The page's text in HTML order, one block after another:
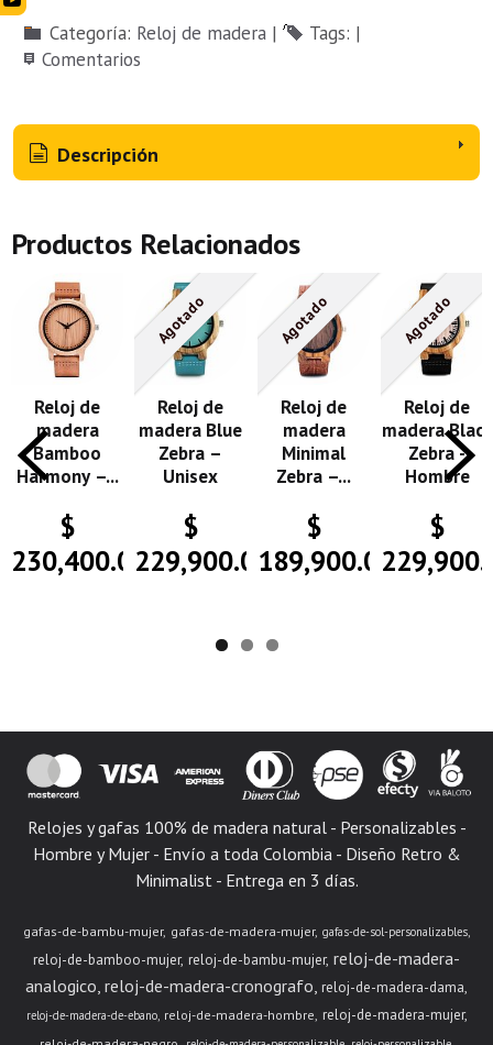
Categoría: Reloj de madera | Tags: |
Comentarios
Descripción
Productos Relacionados
Reloj de
madera
Bamboo
Harmony –...
$
230,400.00
Agotado
Reloj de
madera Blue
Zebra –
Unisex
$
229,900.00
Agotado
Reloj de
madera
Minimal
Zebra –...
$
189,900.00
Agotado
Reloj de
madera Black
Zebra -
Hombre
$
Relojes y gafas 100% de madera natural - Personalizables -
Hombre y Mujer - Envío a toda Colombia - Diseño Retro &
Minimalist - Entrega en 3 días.
gafas-de-bambu-mujer gafas-de-madera-mujer gafas-de-sol-personalizables
reloj-de-bamboo-mujer reloj-de-bambu-mujer reloj-de-madera-
analogico reloj-de-madera-cronografo reloj-de-madera-dama
reloj-de-madera-de-ebano reloj-de-madera-hombre reloj-de-madera-mujer